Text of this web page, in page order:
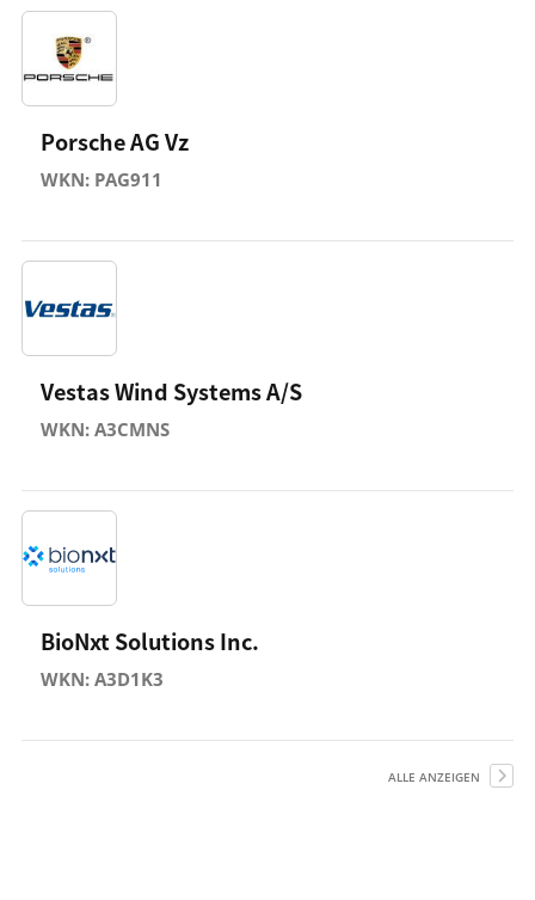
Porsche AG Vz
WKN: PAG911
Vestas Wind Systems A/S
WKN: A3CMNS
BioNxt Solutions Inc.
WKN: A3D1K3
ALLE ANZEIGEN